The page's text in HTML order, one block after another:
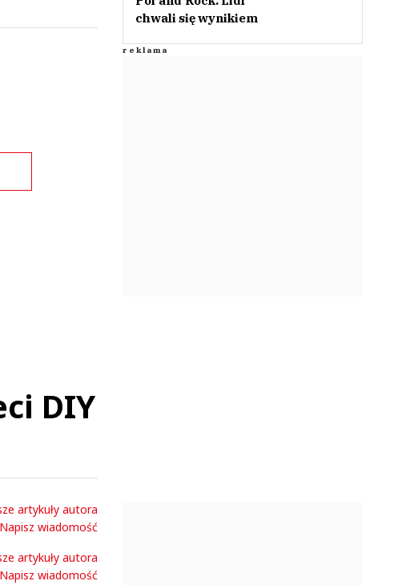
chwali się wynikiem
DIY
artykuły autora
Napisz wiadomość
artykuły autora
Napisz wiadomość